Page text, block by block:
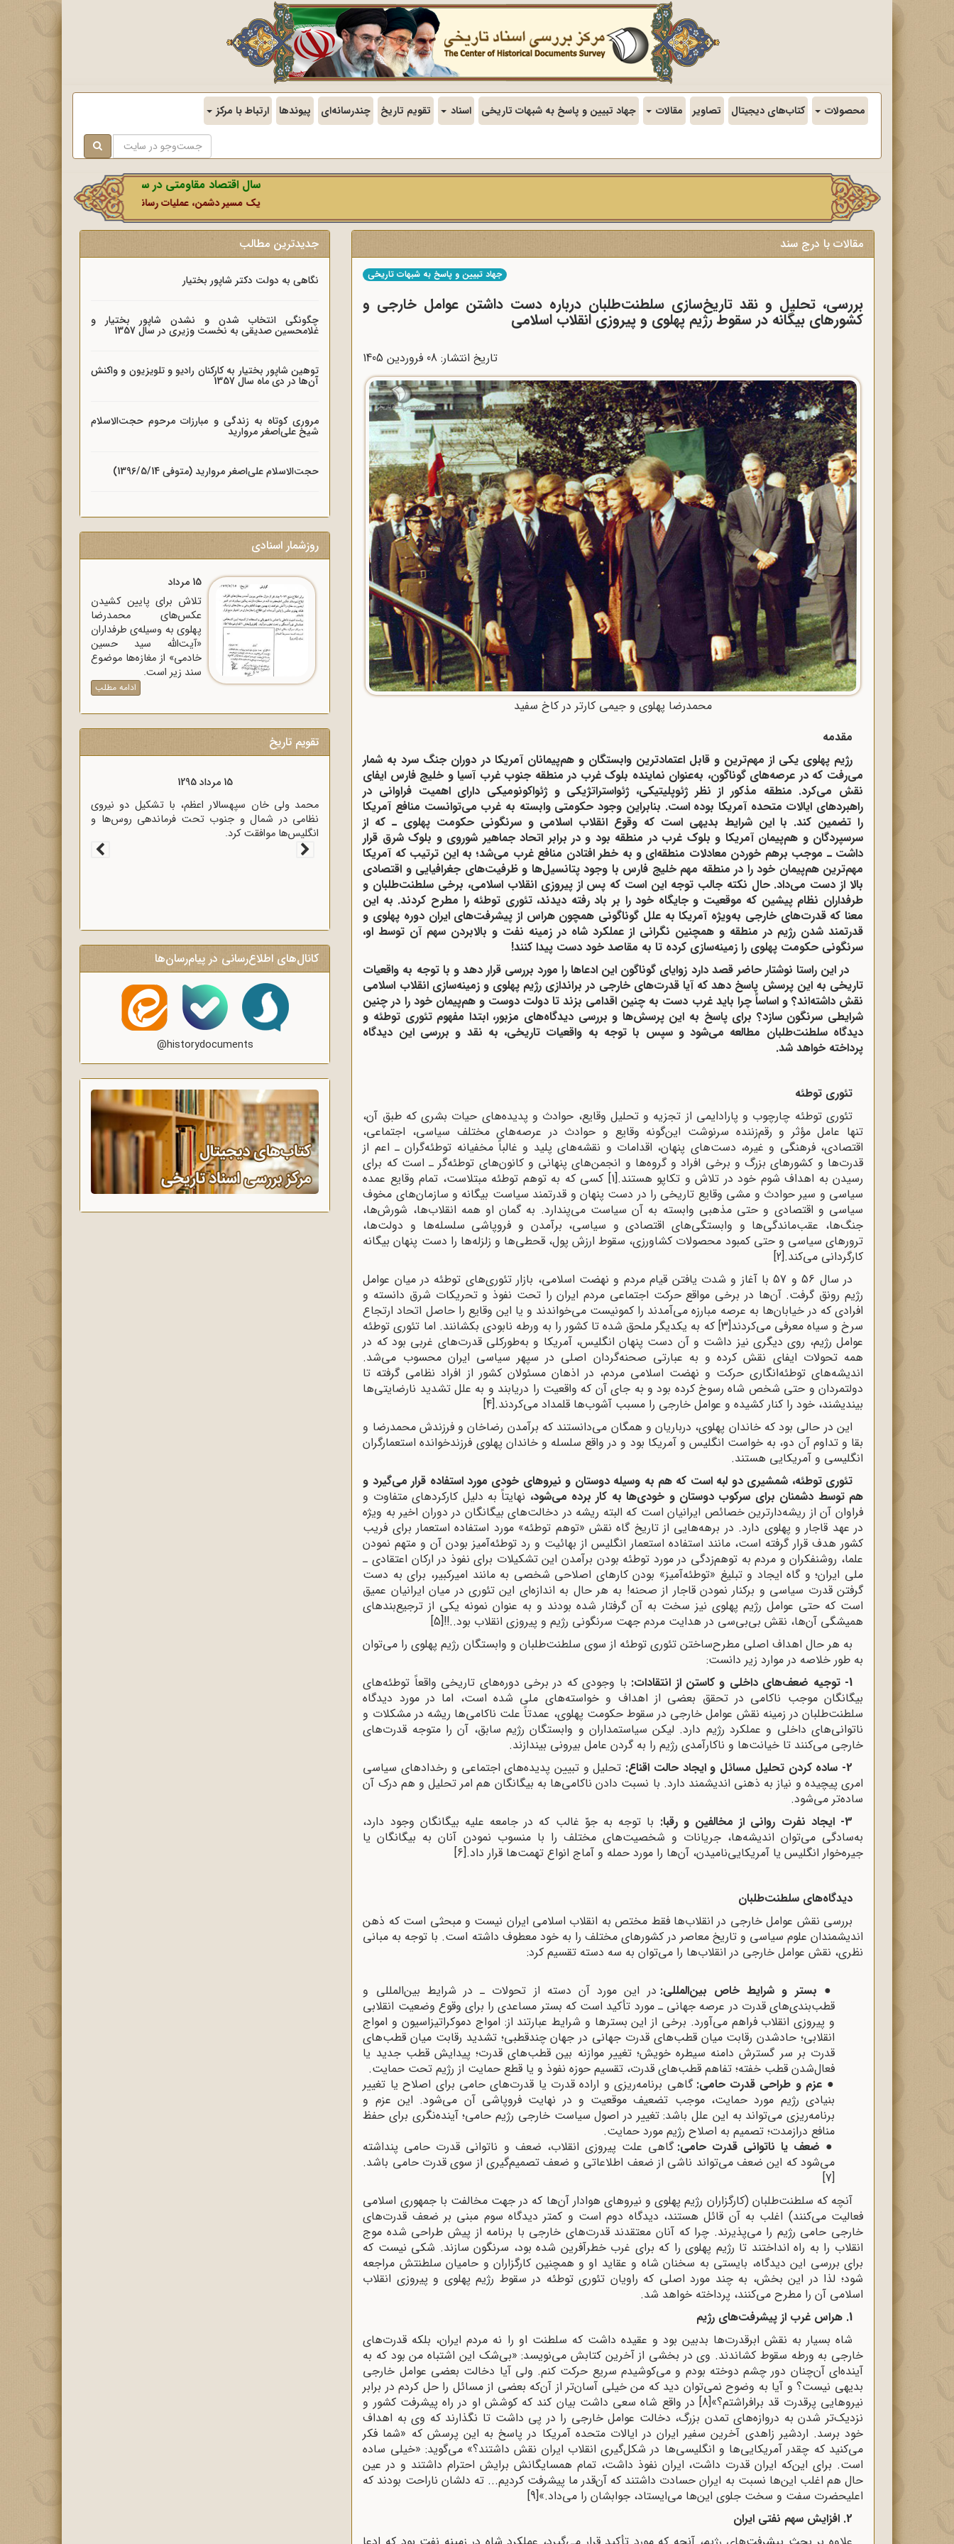
محصولات کتاب‌های دیجیتال تصاویر مقالات جهاد تبیین و پاسخ به شبهات تاریخی اسناد تقویم تاریخ چندرسانه‌ای پیوندها ارتباط با مرکز
سال اقتصاد مقاومتی در سایه وحدت ملی و امنیت ملی.
یک مسیر دشمن، عملیات رسانه‌ای او است که در این ایام بطور خاص
مقالات با درج سند
جهاد تبیین و پاسخ به شبهات تاریخی
بررسی، تحلیل و نقد تاریخ‌سازی سلطنت‌طلبان درباره دست ‌داشتن عوامل خارجی و
کشورهای بیگانه در سقوط رژیم پهلوی و پیروزی انقلاب اسلامی
تاریخ انتشار: 08 فروردين 1405
محمدرضا پهلوی و جیمی کارتر در کاخ سفید
مقدمه
رژیم پهلوی یکی از مهم‌ترین و قابل اعتمادترین وابستگان و هم‌پیمانان آمریکا در دوران جنگ سرد به شمار
می‌رفت که در عرصه‌های گوناگون، به‌عنوان نماینده بلوک غرب در منطقه جنوب غرب آسیا و خلیج فارس ایفای
نقش می‌کرد. منطقه مذکور از نظر ژئوپلیتیکی، ژئواستراتژیکی و ژئواکونومیکی دارای اهمیت فراوانی در
راهبردهای ایالات متحده آمریکا بوده است. بنابراین وجود حکومتی وابسته به غرب می‌توانست منافع آمریکا
را تضمین کند. با این شرایط بدیهی است که وقوع انقلاب اسلامی و سرنگونی حکومت پهلوی ـ که از
سرسپردگان و هم‌پیمان آمریکا و بلوک غرب در منطقه بود و در برابر اتحاد جماهیر شوروی و بلوک شرق قرار
داشت ـ موجب برهم خوردن معادلات منطقه‌ای و به خطر افتادن منافع غرب می‌شد؛ به این ترتیب که آمریکا
مهم‌ترین هم‌پیمان خود را در منطقه مهم خلیج فارس با وجود پتانسیل‌ها و ظرفیت‌های جغرافیایی و اقتصادی
بالا از دست می‌داد. حال نکته جالب توجه این است که پس از پیروزی انقلاب اسلامی، برخی سلطنت‌طلبان و
طرفداران نظام پیشین که موقعیت و جایگاه خود را بر باد رفته دیدند، تئوری توطئه را مطرح کردند. به این
معنا که قدرت‌های خارجی به‌ویژه آمریکا به علل گوناگونی همچون هراس از پیشرفت‌های ایران دوره پهلوی و
قدرتمند شدن رژیم در منطقه و همچنین نگرانی از عملکرد شاه در زمینه نفت و بالابردن سهم آن توسط او،
سرنگونی حکومت پهلوی را زمینه‌سازی کرده تا به مقاصد خود دست پیدا کنند!
در این راستا نوشتار حاضر قصد دارد زوایای گوناگون این ادعاها را مورد بررسی قرار دهد و با توجه به واقعیات
تاریخی به این پرسش پاسخ دهد که آیا قدرت‌های خارجی در براندازی رژیم پهلوی و زمینه‌سازی انقلاب اسلامی
نقش داشته‌اند؟ و اساساً چرا باید غرب دست به چنین اقدامی بزند تا دولت دوست و هم‌پیمان خود را در چنین
شرایطی سرنگون سازد؟ برای پاسخ به این پرسش‌ها و بررسی دیدگاه‌های مزبور، ابتدا مفهوم تئوری توطئه و
دیدگاه سلطنت‌طلبان مطالعه می‌شود و سپس با توجه به واقعیات تاریخی، به نقد و بررسی این دیدگاه
پرداخته خواهد شد.
تئوری‌ توطئه
تئوری توطئه چارچوب و پارادایمی از تجزیه ‌و تحلیل وقایع، حوادث و پدیده‌های حیات بشری که طبق آن،
تنها عامل مؤثر و رقم‌زننده سرنوشت این‌گونه وقایع و حوادث در عرصه‌های مختلف سیاسی، اجتماعی،
اقتصادی، فرهنگی و غیره، دست‌های پنهان، اقدامات و نقشه‌های پلید و غالباً مخفیانه توطئه‌گران ـ اعم از
قدرت‌ها و کشورهای بزرگ و برخی افراد و گروه‌ها و انجمن‌های پنهانی و کانون‌های توطئه‌گر ـ است که برای
رسیدن به اهداف شوم خود در تلاش و تکاپو هستند.[1]
کسی که به توهم توطئه مبتلاست، تمام وقایع عمده
سیاسی و سیر حوادث و مشی وقایع تاریخی را در دست پنهان و قدرتمند سیاست بیگانه و سازمان‌های مخوف
سیاسی و اقتصادی و حتی مذهبی وابسته به آن سیاست می‌پندارد. به گمان او همه انقلاب‌ها، شورش‌ها،
جنگ‌ها، عقب‌ماندگی‌ها و وابستگی‌های اقتصادی و سیاسی، برآمدن و فروپاشی سلسله‌ها و دولت‌ها،
ترورهای سیاسی و حتی کمبود محصولات کشاورزی، سقوط ارزش پول، قحطی‌ها و زلزله‌ها را دست پنهان بیگانه
کارگردانی می‌کند.[2]
در سال 56 و 57 با آغاز و شدت یافتن قیام مردم و نهضت اسلامی، بازار تئوری‌های توطئه در میان عوامل
رژیم رونق گرفت. آن‌ها در برخی مواقع حرکت اجتماعی مردم ایران را تحت نفوذ و تحریکات شرق دانسته و
افرادی که در خیابان‌ها به عرصه مبارزه می‌آمدند را کمونیست‌ می‌خواندند و یا این وقایع را حاصل اتحاد ارتجاع
سرخ و سیاه معرفی می‌کردند[3]
که به یکدیگر ملحق شده تا کشور را به ورطه نابودی بکشانند. اما تئوری توطئه
عوامل رژیم، روی دیگری نیز داشت و آن دست پنهان انگلیس، آمریکا و به‌طورکلی قدرت‌های غربی بود که در
همه تحولات ایفای نقش کرده و به عبارتی صحنه‌گردان اصلی در سپهر سیاسی ایران محسوب می‌شد.
اندیشه‌های توطئه‌انگاری حرکت و نهضت اسلامی مردم، در اذهان مسئولان کشور از افراد نظامی گرفته تا
دولتمردان و حتی شخص شاه رسوخ کرده بود و به جای آن که واقعیت را دریابند و به علل تشدید نارضایتی‌ها
بیندیشند، خود را کنار کشیده و عوامل خارجی را مسبب آشوب‌ها قلمداد می‌کردند.[4]
این در حالی بود که خاندان پهلوی، درباریان و همگان می‌دانستند که برآمدن رضاخان و فرزندش محمدرضا و
بقا و تداوم آن دو، به خواست انگلیس و آمریکا بود و در واقع سلسله و خاندان پهلوی فرزندخوانده استعمارگران
انگلیسی و آمریکایی هستند.
تئوری توطئه، شمشیری دو لبه است که هم به وسیله دوستان و نیروهای خودی مورد استفاده قرار می‌گیرد و
هم توسط دشمنان برای سرکوب دوستان و خودی‌ها به کار برده می‌شود، نهایتاً به دلیل کارکردهای متفاوت و
فراوان آن از ریشه‌دارترین خصائص ایرانیان است که البته ریشه در دخالت‌های بیگانگان در دوران اخیر به ‌ویژه
در عهد قاجار و پهلوی دارد. در برهه‌هایی از تاریخ گاه نقش «توهم توطئه» مورد استفاده استعمار برای فریب
کشور هدف قرار گرفته است، مانند استفاده استعمار انگلیس از بهائیت و رد توطئه‌آمیز بودن آن و متهم نمودن
علما، روشنفکران و مردم به توهم‌زدگی در مورد توطئه بودن برآمدن این تشکیلات برای نفوذ در ارکان اعتقادی ـ
ملی ایران؛ و گاه ایجاد و تبلیغ «توطئه‌آمیز» بودن کارهای اصلاحی شخصی به مانند امیرکبیر، برای به دست
گرفتن قدرت سیاسی و برکنار نمودن قاجار از صحنه! به هر حال به اندازه‌ای این تئوری در میان ایرانیان عمیق
است که حتی عوامل رژیم پهلوی نیز سخت به آن گرفتار شده بودند و به عنوان نمونه یکی از ترجیع‌بندهای
همیشگی آن‌ها، نقش بی‌بی‌سی در هدایت مردم جهت سرنگونی رژیم و پیروزی انقلاب بود..!![5]
به هر حال اهداف اصلی مطرح‌ساختن تئوری توطئه از سوی سلطنت‌طلبان و وابستگان رژیم پهلوی را می‌توان
به طور خلاصه در موارد زیر دانست:
1- توجیه ضعف‌های داخلی و کاستن از انتقادات:
با وجودی که در برخی دوره‌های تاریخی واقعاً توطئه‌های
بیگانگان موجب ناکامی در تحقق بعضی از اهداف و خواسته‌های ملی شده است، اما در مورد دیدگاه
سلطنت‌طلبان در زمینه نقش عوامل خارجی در سقوط حکومت پهلوی، عمدتاً علت ناکامی‌ها ریشه در مشکلات و
ناتوانی‌های داخلی و عملکرد رژیم دارد. لیکن سیاستمداران و وابستگان رژیم سابق، آن را متوجه قدرت‌های
خارجی می‌کنند تا خیانت‌ها و ناکارآمدی رژیم را به گردن عامل بیرونی بیندازند.
2- ساده ‌کردن تحلیل مسائل و ایجاد حالت اقناع:
تحلیل و تبیین پدیده‌‌های اجتماعی و رخدادهای سیاسی
امری پیچیده و نیاز به ذهنی اندیشمند دارد. با نسبت ‌دادن ناکامی‌ها به بیگانگان هم امر تحلیل و هم درک آن
ساده‌تر می‌شود.
3- ایجاد نفرت روانی از مخالفین و رقبا:
با توجه به جوّ غالب که در جامعه علیه بیگانگان وجود دارد،
به‌سادگی می‌توان اندیشه‌ها، جریانات و شخصیت‌های مختلف را با منسوب ‌نمودن آنان به بیگانگان یا
جیره‌خوار انگلیس یا آمریکایی‌نامیدن، آن‌ها را مورد حمله و آماج انواع تهمت‌ها قرار داد.[6]
دیدگاه‌های سلطنت‌طلبان
بررسی نقش عوامل خارجی در انقلاب‌ها فقط مختص به انقلاب اسلامی ایران نیست و مبحثی است که ذهن
اندیشمندان علوم سیاسی و تاریخ معاصر در کشورهای مختلف را به خود معطوف داشته است. با توجه به مبانی
نظری، نقش عوامل خارجی در انقلاب‌ها را می‌توان به سه دسته تقسیم کرد:
● بستر و شرایط خاص بین‌المللی: در این مورد آن دسته از تحولات ـ در شرایط بین‌المللی و
قطب‌بندی‌های قدرت در عرصه جهانی ـ مورد تأکید است که بستر مساعدی را برای وقوع وضعیت انقلابی
و پیروزی انقلاب فراهم می‌آورد. برخی از این بسترها و شرایط عبارتند از: امواج دموکراتیزاسیون و امواج
انقلابی؛ حادشدن رقابت میان قطب‌های قدرت جهانی در جهان چندقطبی؛ تشدید رقابت میان قطب‌های
قدرت بر سر گسترش دامنه سیطره خویش؛ تغییر موازنه بین قطب‌های قدرت؛ پیدایش قطب جدید یا
فعال‌شدن قطب خفته؛ تفاهم قطب‌های قدرت، تقسیم حوزه نفوذ و یا قطع حمایت از رژیم تحت حمایت.
● عزم و طراحی قدرت حامی: گاهی برنامه‌ریزی و اراده قدرت یا قدرت‌های حامی برای اصلاح یا تغییر
بنیادی رژیم مورد حمایت، موجب تضعیف موقعیت و در نهایت فروپاشی آن می‌شود. این عزم و
برنامه‌ریزی می‌تواند به این علل باشد: تغییر در اصول سیاست خارجی رژیم حامی؛ آینده‌نگری برای حفظ
منافع درازمدت؛ تصمیم به اصلاح رژیم مورد حمایت.
● ضعف یا ناتوانی قدرت حامی: گاهی علت پیروزی انقلاب، ضعف و ناتوانی قدرت حامی پنداشته
می‌شود که این ضعف می‌تواند ناشی از ضعف اطلاعاتی و ضعف تصمیم‌گیری از سوی قدرت حامی باشد.
[7]
آنچه که سلطنت‌طلبان (کارگزاران رژیم پهلوی و نیروهای هوادار آن‌ها که در جهت مخالفت با جمهوری اسلامی
فعالیت می‌کنند) اغلب به آن قائل هستند، دیدگاه دوم است و کمتر دیدگاه سوم مبنی بر ضعف قدرت‌های
خارجی حامی رژیم را می‌پذیرند. چرا که آنان معتقدند قدرت‌های خارجی با برنامه از پیش طراحی ‌شده موج
انقلاب را به راه انداختند تا رژیم پهلوی را که برای غرب خطرآفرین شده بود، سرنگون سازند. شکی نیست که
برای بررسی این دیدگاه، بایستی به سخنان شاه و عقاید او و همچنین کارگزاران و حامیان سلطنتش مراجعه
شود؛ لذا در این بخش، به چند مورد اصلی که راویان تئوری توطئه در سقوط رژیم پهلوی و پیروزی انقلاب
اسلامی آن را مطرح می‌کنند، پرداخته خواهد شد.
1. هراس غرب از پیشرفت‌های رژیم
شاه بسیار به نقش ابرقدرت‌ها بدبین بود و عقیده داشت که سلطنت او را نه مردم ایران، بلکه قدرت‌های
خارجی به ورطه سقوط کشاندند. وی در بخشی از آخرین کتابش می‌نویسد: «بی‌شک این اشتباه من بود که به
آینده‌ای آن‌چنان دور چشم دوخته بودم و می‌کوشیدم سریع حرکت کنم. ولی آیا دخالت بعضی عوامل خارجی
بدیهی نیست؟ و آیا به وضوح نمی‌توان دید که من خیلی آسان‌تر از آن‌که بعضی از مسائل را حل کردم در برابر
نیروهایی پرقدرت قد برافراشتم؟»[8] در واقع شاه سعی داشت بیان کند که کوشش او در راه پیشرفت کشور و
نزدیک‌تر شدن به دروازه‌های تمدن بزرگ، دخالت عوامل خارجی را در پی داشت تا نگذارند که وی به اهداف
خود برسد. اردشیر زاهدی آخرین سفیر ایران در ایالات متحده آمریکا در پاسخ به این پرسش که «شما فکر
می‌کنید که چقدر آمریکایی‌ها و انگلیسی‌ها در شکل‌گیری انقلاب ایران نقش داشتند؟» می‌گوید: «خیلی ساده
است. برای این‌که ایران قدرت داشت، ایران نفوذ داشت، تمام همسایگانش برایش احترام داشتند و در عین
حال هم اغلب این‌ها نسبت به ایران حسادت داشتند که آن‌قدر ما پیشرفت کردیم... ته دلشان ناراحت بودند که
اعلیحضرت سفت و سخت جلوی این‌ها می‌ایستاد، جوابشان را می‌داد.»[9]
2. افزایش سهم نفتی ایران
جدیدترین مطالب
نگاهی به دولت دکتر شاپور بختیار
چگونگی انتخاب شدن و نشدن شاپور بختیار و
غلامحسین صدیقی به نخست وزیری در سال 1357
توهین شاپور بختیار به کارکنان رادیو و تلویزیون و واکنش
آن‌ها در دی ماه سال 1357
مروری کوتاه به زندگی و مبارزات مرحوم حجت‌الاسلام
شیخ علی‌اصغر مروارید
حجت‌الاسلام علی‌اصغر مروارید (متوفی 1396/5/14)
روزشمار اسنادی
15 مرداد
تلاش برای پایین کشیدن
عکس‌های محمدرضا
پهلوی به وسیله‌ی طرفداران
«آیت‌الله سید حسین
خادمی» از مغازه‌ها موضوع
سند زیر است.
ادامه مطلب
تقویم تاریخ
15 مرداد 1320
وزیر خارجه انگلیس آنتونی ایدن حضور متخصصان
آلمانی در ایران را خطر بزرگی برای لندن دانست.
کانال‌های اطلاع‌رسانی در پیام‌رسان‌ها
@historydocuments